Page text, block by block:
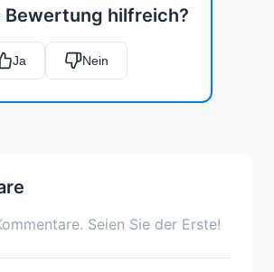
Bewertung hilfreich?
Ja Nein
Seien Sie der Erste!